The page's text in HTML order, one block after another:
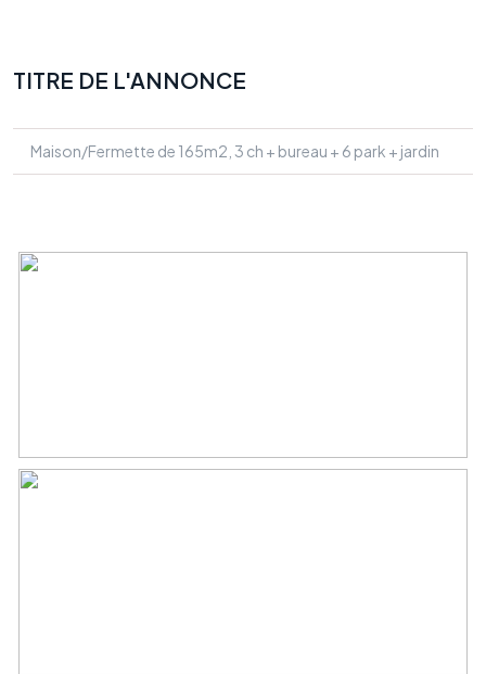
TITRE DE L'ANNONCE
Maison/Fermette de 165m2, 3 ch + bureau + 6 park + jardin